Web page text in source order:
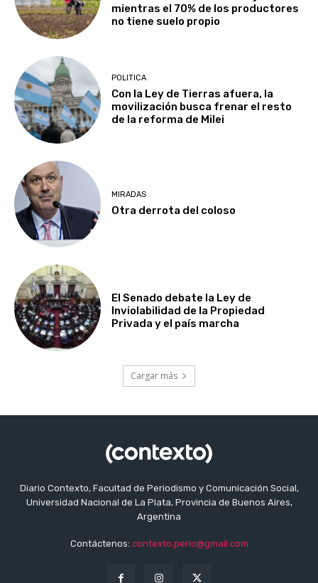
mientras el 70% de los productores
no tiene suelo propio
POLITICA
Con la Ley de Tierras afuera, la
movilización busca frenar el resto
de la reforma de Milei
MIRADAS
Otra derrota del coloso
El Senado debate la Ley de
Inviolabilidad de la Propiedad
Privada y el país marcha
Cargar más
Diario Contexto, Facultad de Periodismo y Comunicación Social,
Universidad Nacional de La Plata, Provincia de Buenos Aires,
Argentina
Contáctenos: contexto.perio@gmail.com